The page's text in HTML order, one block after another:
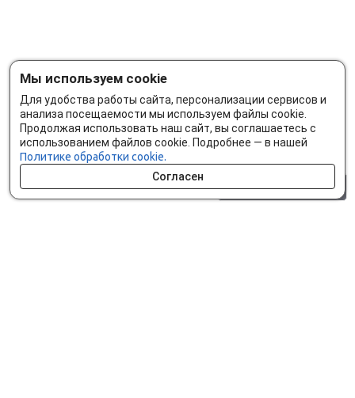
Мы используем cookie
Для удобства работы сайта, персонализации сервисов и
анализа посещаемости мы используем файлы cookie.
Продолжая использовать наш сайт, вы соглашаетесь с
использованием файлов cookie. Подробнее — в нашей
Политике обработки cookie.
Согласен